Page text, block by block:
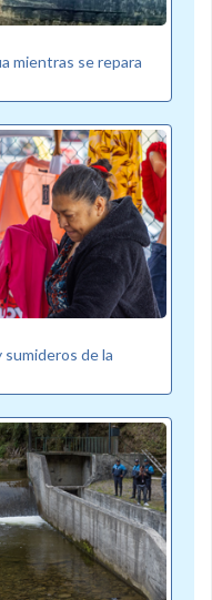
mientras se repara
sumideros de la